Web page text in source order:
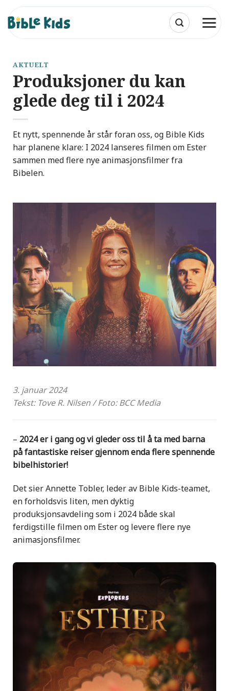
content
AKTUELT
Produksjoner du kan
glede deg til i 2024
Et nytt, spennende år står foran oss, og Bible Kids
har planene klare: I 2024 lanseres filmen om Ester
sammen med flere nye animasjonsfilmer fra
Bibelen.
3. januar 2024
Tekst: Tove R. Nilsen / Foto: BCC Media
– 2024 er i gang og vi gleder oss til å ta med barna
på fantastiske reiser gjennom enda flere spennende
bibelhistorier!
Det sier Annette Tobler, leder av Bible Kids-teamet,
en forholdsvis liten, men dyktig
produksjonsavdeling som i 2024 både skal
ferdigstille filmen om Ester og levere flere nye
animasjonsfilmer.